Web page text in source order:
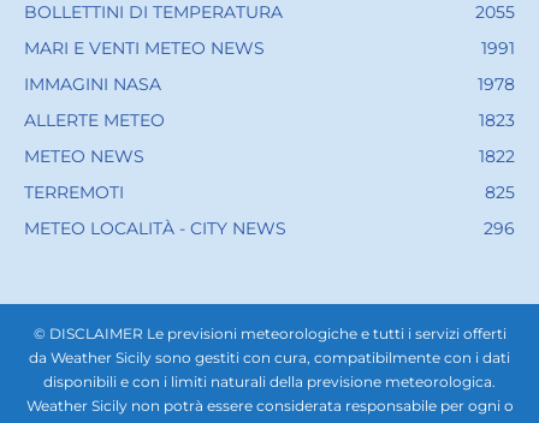
BOLLETTINI DI TEMPERATURA
2055
MARI E VENTI METEO NEWS
1991
IMMAGINI NASA
1978
ALLERTE METEO
1823
METEO NEWS
1822
TERREMOTI
825
METEO LOCALITÀ - CITY NEWS
296
© DISCLAIMER Le previsioni meteorologiche e tutti i servizi offerti
da Weather Sicily sono gestiti con cura, compatibilmente con i dati
disponibili e con i limiti naturali della previsione meteorologica.
Weather Sicily non potrà essere considerata responsabile per ogni o